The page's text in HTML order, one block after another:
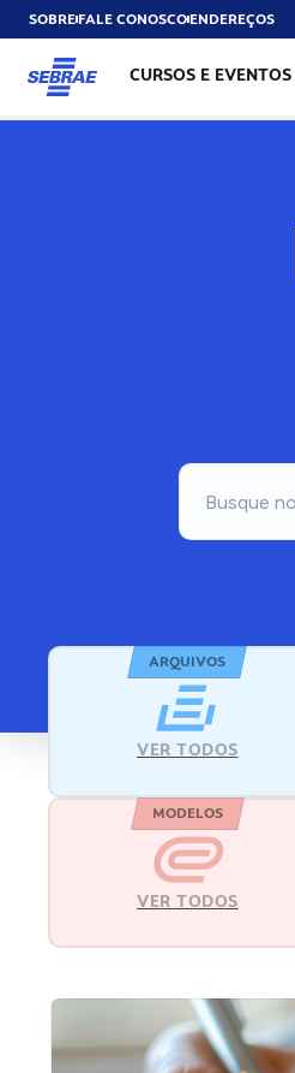
SOBREFALE CONOSCOENDEREÇOS
CURSOS E EVENTOS
ARQUIVOS
VER TODOS
MODELOS
VER TODOS